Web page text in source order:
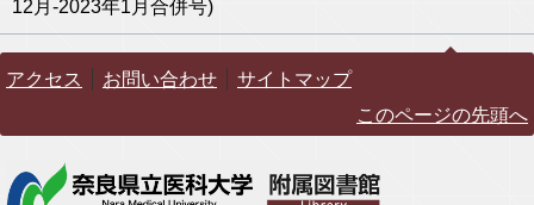
12月-2023年1月合併号)
アクセス お問い合わせ
サイトマップ
このページの先頭へ